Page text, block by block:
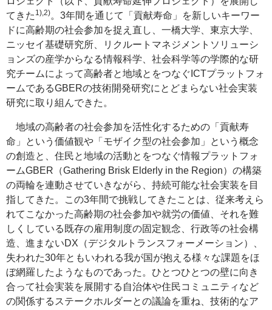
てきた 1),2)。3年間を通じて「貢献寿命」を新しいキーワー
ドに高齢期の社会参加を捉え直し、一橋大学、東京大学、
ニッセイ基礎研究所、リクルートマネジメントソリューシ
ョンズの産学からなる情報科学、社会科学等の学際的な研
究チームによって高齢者と地域とをつなぐICTプラットフォ
ームであるGBERの技術開発研究にとどまらない社会実装
研究に取り組んできた。
地域の高齢者の社会参加を活性化するための「貢献寿
命」という価値観や「モザイク型の社会参加」という概念
の創造と、住民と地域の活動とをつなぐ情報プラットフォ
ームGBER（Gathering Brisk Elderly in the Region）の構築
の両輪を連動させていきながら、持続可能な社会実装を目
指してきた。この3年間で挑戦してきたことは、従来考えら
れてこなかった高齢期の社会参加や就労の価値、それを難
しくしている既存の雇用制度の固定観念、行政等の社会構
造、進まないDX（デジタルトランスフォーメーション）、
失われた30年ともいわれる我が国が抱える様々な課題をほ
ぼ網羅したようなものであった。ひとつひとつの壁に向き
合って社会実装を展開する自治体や住民コミュニティなど
の関係するステークホルダーとの議論を重ね、技術的なア